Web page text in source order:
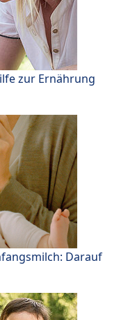
zur Ernährung
Darauf